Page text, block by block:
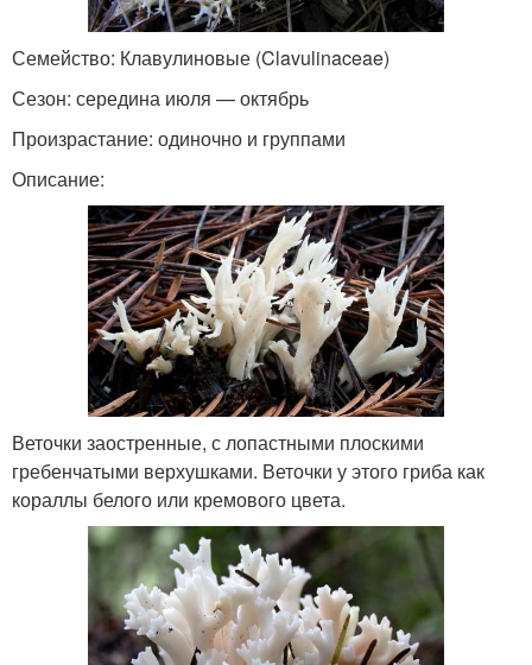
Семейство: Клавулиновые (Clavulinaceae)
Сезон: середина июля — октябрь
Произрастание: одиночно и группами
Описание:
Веточки заостренные, с лопастными плоскими
гребенчатыми верхушками. Веточки у этого гриба как
кораллы белого или кремового цвета.